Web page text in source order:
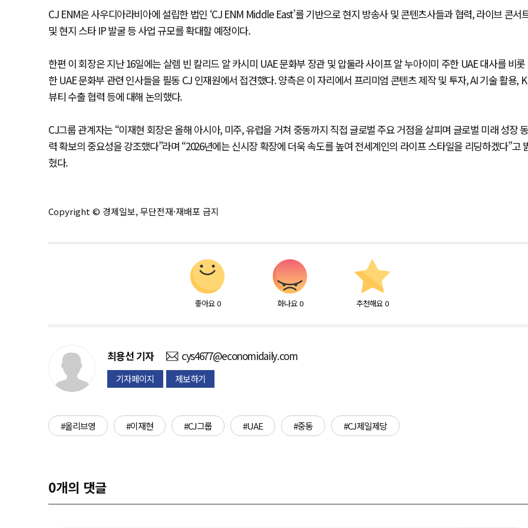
CJ ENM은 사우디아라비아에 설립한 법인 ‘CJ ENM Middle East’를 기반으로 현지 방송사 및 콘텐츠사들과 협력, 라이브 콘서
및 현지 스타 IP 발굴 등 사업 규모를 확대할 예정이다.
한편 이 회장은 지난 16일에는 살렘 빈 칼리드 알 카시미 UAE 문화부 장관 및 압둘라 사이프 알 누아이미 주한 UAE 대사를 비롯
한 UAE 문화부 관련 인사들을 필동 CJ 인재원에서 접견했다. 양측은 이 자리에서 프리미엄 콘텐츠 제작 및 투자, AI 기술 활용, K
뷰티 수출 협력 등에 대해 논의했다.
CJ그룹 관계자는 “이재현 회장은 올해 아시아, 미주, 유럽을 거쳐 중동까지 직접 글로벌 주요 거점을 살피며 글로벌 미래 성장 동
력 확보의 중요성을 강조했다”라며 “2026년에는 신시장 확장에 더욱 속도를 높여 전세계인의 라이프 스타일을 리딩하겠다”고
혔다.
Copyright © 경제일보, 무단전재·재배포 금지
좋아요 0 화나요 0 추천해요 0
최용선 기자 cys4677@economidaily.com
기자페이지 제보하기
#올리브영 #이재현 #CJ그룹 #UAE #중동 #CJ제일제당
0개의 댓글